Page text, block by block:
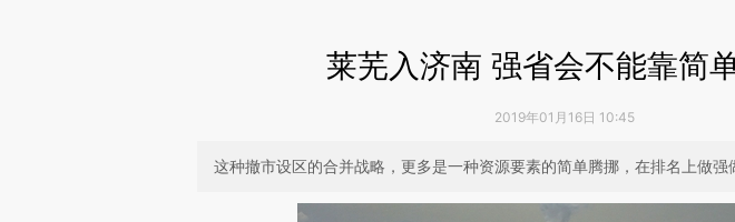
莱芜入济南 强省会不能靠简
2019年01月16日 10:45
这种撤市设区的合并战略，更多是一种资源要素的简单腾挪，在排名上做强